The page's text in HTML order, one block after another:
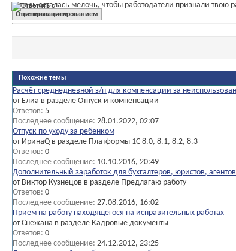
Теперь осталась мелочь, чтобы работодатели признали твою
Ответить с цитированием
Похожие темы
Расчёт среднедневной з/п для компенсации за
от Елиа в разделе Отпуск и компенсации
Ответов: 5
Последнее сообщение: 28.01.2022, 02:07
Отпуск по уходу за ребенком
от ИринаQ в разделе Платформы 1C 8.0, 8.1, 8.2, 8.3
Ответов: 0
Последнее сообщение: 10.10.2016, 20:49
Дополнительный заработок для бухгалтеров, юристов,
от Виктор Кузнецов в разделе Предлагаю работу
Ответов: 0
Последнее сообщение: 27.08.2016, 16:02
Приём на работу находящегося на исправительных работах
от Снежана в разделе Кадровые документы
Ответов: 0
Последнее сообщение: 24.12.2012, 23:25